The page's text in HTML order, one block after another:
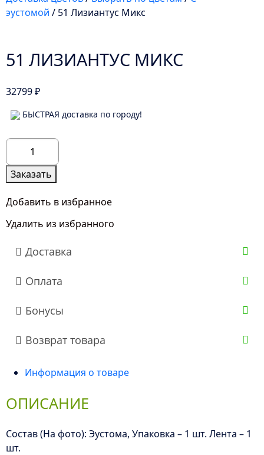
эустомой / 51 Лизиантус Микс
51 ЛИЗИАНТУС МИКС
32799₽
БЫСТРАЯ доставка по городу!
Количество
товара
51
Лизиантус
Микс
Заказать
Добавить в избранное
Удалить из избранного
Доставка
Оплата
Бонусы
Возврат товара
Информация о товаре
ОПИСАНИЕ
Состав (На фото): Эустома, Упаковка – 1 шт. Лента – 1
шт.